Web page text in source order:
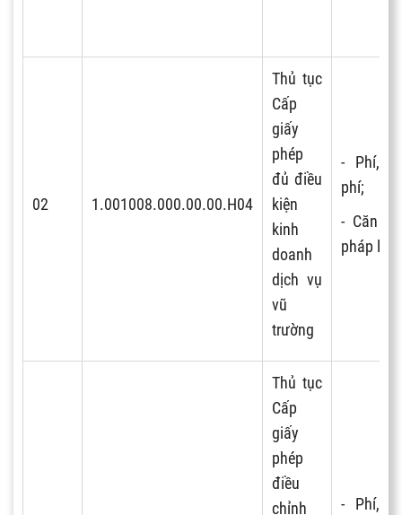
02 1.001008.000.00.00.H04
Thủ tục
Cấp
giấy
phép
đủ điều
kiện
kinh
doanh
dịch vụ
vũ
trường
- Phí, lệ
phí;
- Căn cứ
pháp lý.
Thủ tục
Cấp
giấy
phép
điều
chỉnh
- Phí, lệ